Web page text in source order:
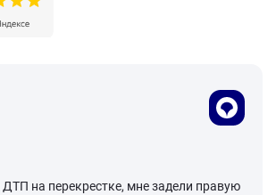
ДТП на перекрестке, мне задели правую